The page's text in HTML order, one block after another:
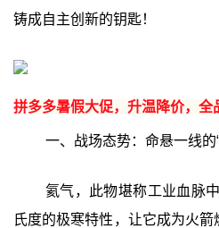
铸成自主创新的钥匙！
拼多多暑假大促，升温降价，
一、战场态势：命悬一线的
氦气，此物堪称工业血脉
氏度的极寒特性，让它成为火